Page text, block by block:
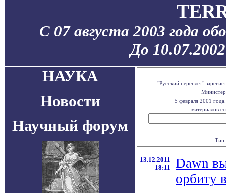
С 07 августа 2003 года
До
НАУКА
Новости
Научный форум
"Русский переплет"
5 февраля 2001
материалов
Тип
13.12.2011
18:11
Dawn
орбиту